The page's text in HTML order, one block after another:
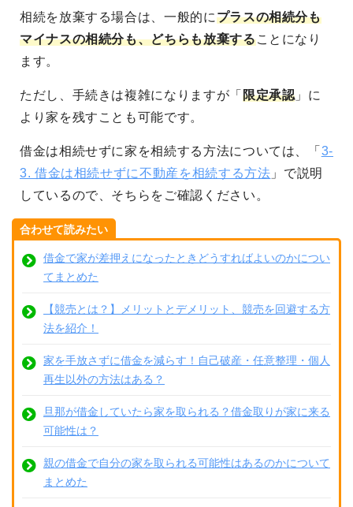
相続を放棄する場合は、一般的にプラスの相続分も
マイナスの相続分も、どちらも放棄することになり
ます。
ただし、手続きは複雑になりますが「 限定承認」に
より家を残すことも可能です。
借金は相続せずに家を相続する方法については、「 3-
3. 借金は相続せずに不動産を相続する方法 」で説明
しているので、そちらをご確認ください。
合わせて読みたい
借金で家が差押えになったときどうすればよいのかについ
てまとめた
【競売とは？】メリットとデメリット、競売を回避する方
法を紹介！
家を手放さずに借金を減らす！自己破産・任意整理・個人
再生以外の方法はある？
旦那が借金していたら家を取られる？借金取りが家に来る
可能性は？
親の借金で自分の家を取られる可能性はあるのかについて
まとめた